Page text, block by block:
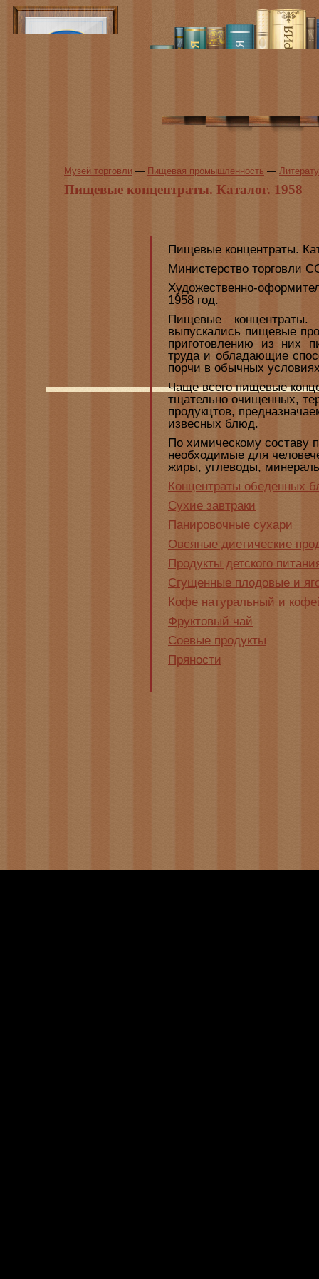
Музей торговли — Пищевая промышленность —
Пищевые концентраты. Каталог. 1958
Пищевые концентраты.
Министерство торговли
Художественно-
1958 год.
Пищевые
выпускались пищевые
приготовлению из них
труда и обладающие
порчи в обычных
Чаще всего пищевые
тщательно очищенных,
продукцтов,
извесных блюд.
По химическому составу
необходимые для
жиры, углеводы,
Концентраты обеденных
Сухие завтраки
Панировочные сухари
Овсяные диетические
Продукты детского
Сгущенные плодовые и
Кофе натуральный и
Фруктовый чай
Соевые продукты
Пряности